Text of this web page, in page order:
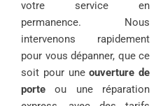
votre service en
permanence. Nous
intervenons rapidement
pour vous dépanner, que ce
soit pour uneouverture de
porte ou une réparation